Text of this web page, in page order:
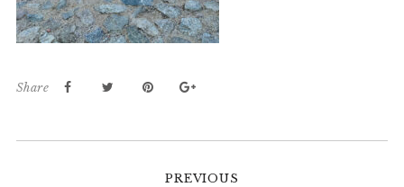
Share
PREVIOUS